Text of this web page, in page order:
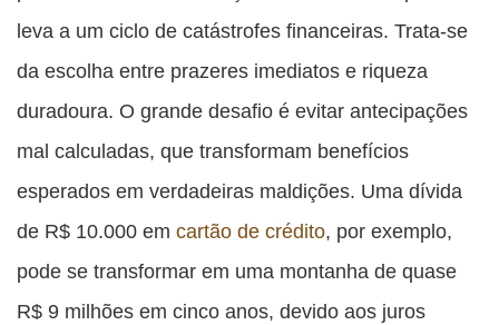
leva a um ciclo de catástrofes financeiras. Trata-se
da escolha entre prazeres imediatos e riqueza
duradoura. O grande desafio é evitar antecipações
mal calculadas, que transformam benefícios
esperados em verdadeiras maldições. Uma dívida
de R$ 10.000 em cartão de crédito, por exemplo,
pode se transformar em uma montanha de quase
R$ 9 milhões em cinco anos, devido aos juros